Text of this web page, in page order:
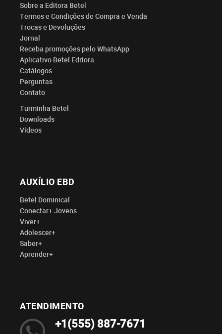
Sobre a Editora Betel
Termos e Condições de Compra e Venda
Trocas e Devoluções
Jornal
Receba promoções pelo WhatsApp
Aplicativo Betel Editora
Catálogos
Perguntas
Contato
Turminha Betel
Downloads
Vídeos
AUXÍLIO EBD
Betel Dominical
Conectar+ Jovens
Viver+
Adolescer+
Saber+
Aprender+
ATENDIMENTO
+1(555) 887-7671